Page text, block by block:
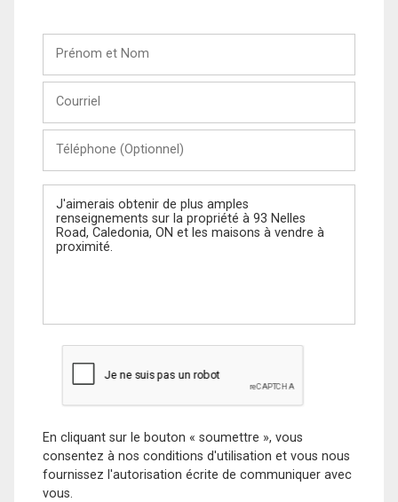
Nom
(Optionnel)
Message
En cliquant sur le bouton « soumettre », vous
consentez à nos conditions d'utilisation et vous nous
fournissez l'autorisation écrite de communiquer avec
vous.